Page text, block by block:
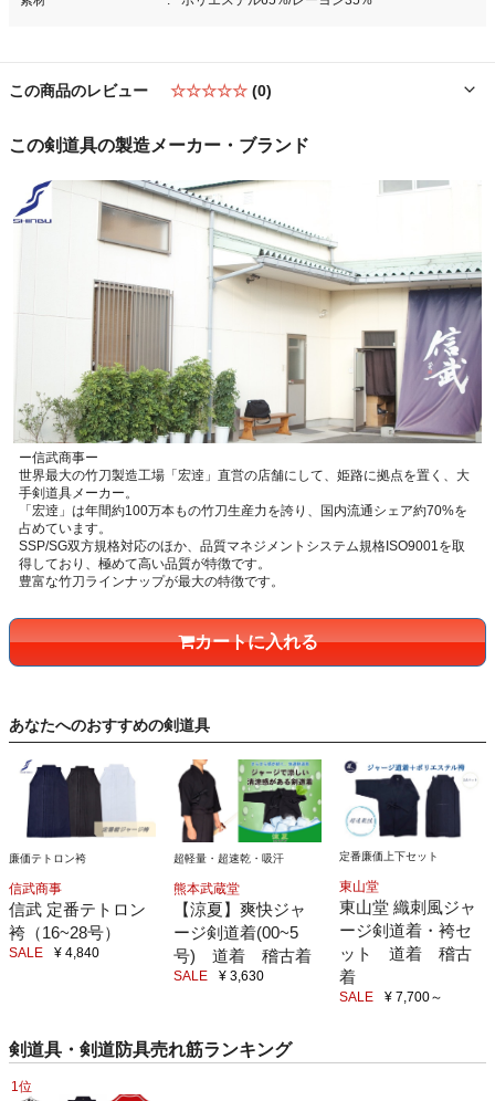
この商品のレビュー ☆☆☆☆☆ (0)
この剣道具の製造メーカー・ブランド
ー信武商事ー
世界最大の竹刀製造工場「宏逹」直営の店舗にして、姫路に拠点を置く、大
手剣道具メーカー。
「宏逹」は年間約100万本もの竹刀生産力を誇り、国内流通シェア約70%を
占めています。
SSP/SG双方規格対応のほか、品質マネジメントシステム規格ISO9001を取
得しており、極めて高い品質が特徴です。
豊富な竹刀ラインナップが最大の特徴です。
カートに入れる
あなたへのおすすめの剣道具
廉価テトロン袴
信武商事
信武 定番テトロン
袴（16~28号）
SALE ¥ 4,840
超軽量・超速乾・吸汗
熊本武蔵堂
【涼夏】爽快ジャ
ージ剣道着(00~5
号) 道着 稽古着
SALE ¥ 3,630
定番廉価上下セット
東山堂
東山堂 織刺風ジャ
ージ剣道着・袴セ
ット 道着 稽古
着
SALE ¥ 7,700～
剣道具・剣道防具売れ筋ランキング
1位